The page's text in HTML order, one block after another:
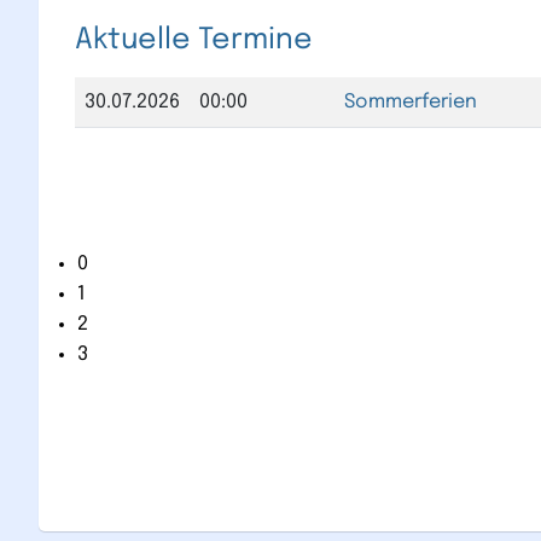
0
1
2
3
Aktuelle Termine
30.07.2026 00:00 Sommerferien